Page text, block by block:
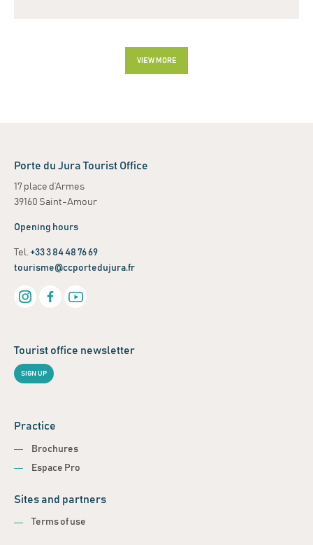
VIEW MORE
Porte du Jura Tourist Office
17 place d’Armes
39160 Saint-Amour
Opening hours
Tel. +33 3 84 48 76 69
tourisme@ccportedujura.fr
Tourist office newsletter
SIGN UP
Practice
Brochures
Espace Pro
Sites and partners
Terms of use